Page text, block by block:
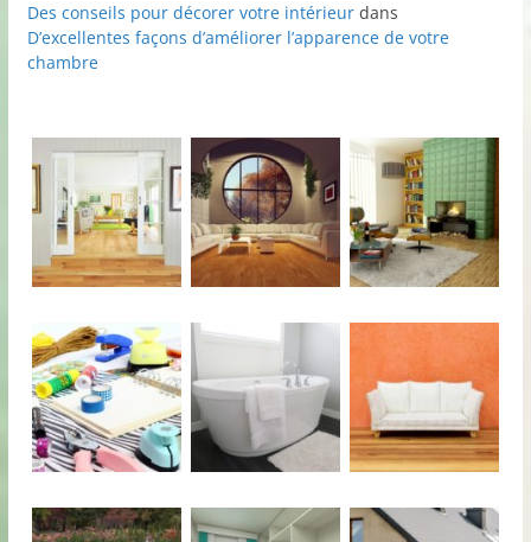
Des conseils pour décorer votre intérieurdans
D’excellentes façons d’améliorer l’apparence de votre
chambre